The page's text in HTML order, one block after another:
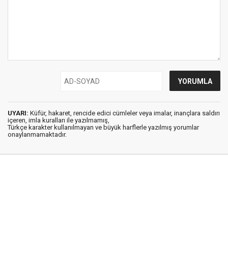
UYARI: Küfür, hakaret, rencide edici cümleler veya imalar, inançlara saldırı
içeren, imla kuralları ile yazılmamış,
Türkçe karakter kullanılmayan ve büyük harflerle yazılmış yorumlar
onaylanmamaktadır.